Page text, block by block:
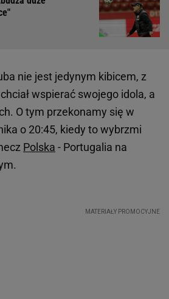
nie jest jedynym kibicem, z
wspierać swojego idola, a
O tym przekonamy się w
o 20:45, kiedy to wybrzmi
Polska - Portugalia na